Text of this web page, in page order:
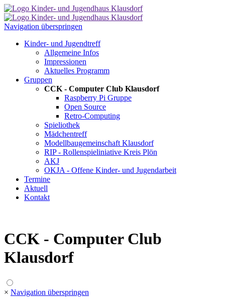
Navigation überspringen
Kinder- und Jugendtreff
Allgemeine Infos
Impressionen
Aktuelles Programm
Gruppen
CCK - Computer Club Klausdorf
Raspberry Pi Gruppe
Open Source
Retro-Computing
Spieliothek
Mädchentreff
Modellbaugemeinschaft Klausdorf
RIP - Rollenspieliniative Kreis Plön
AKJ
OKJA - Offene Kinder- und Jugendarbeit
Termine
Aktuell
Kontakt
CCK - Computer Club
Klausdorf
× Navigation überspringen